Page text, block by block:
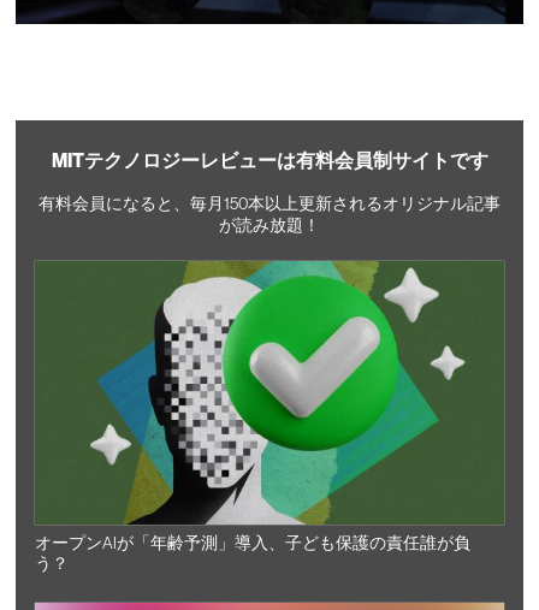
MITテクノロジーレビューは有料会員制サイトです
有料会員になると、毎月150本以上更新されるオリジナル記事
が読み放題！
オープンAIが「年齢予測」導入、子ども保護の責任誰が負
う？